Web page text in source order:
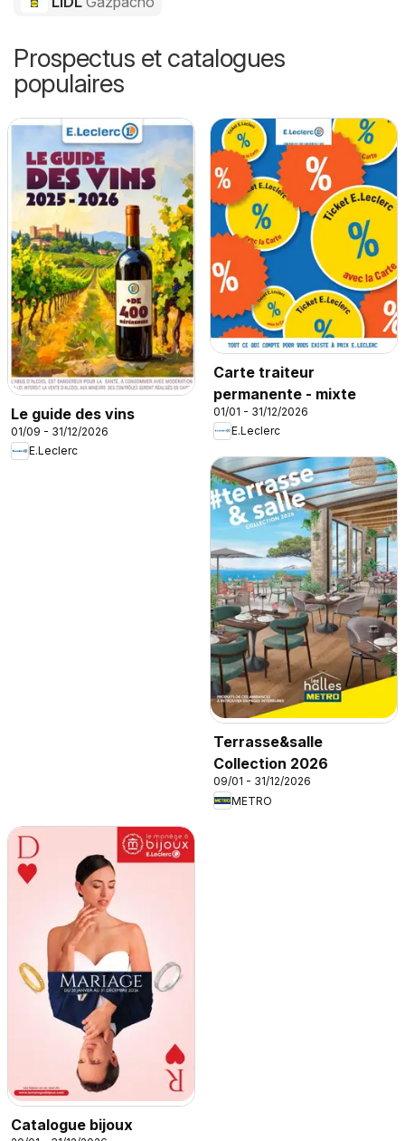
Prospectus et catalogues
populaires
Le guide des vins
01/09 - 31/12/2026
E.Leclerc
Carte traiteur
permanente - mixte
01/01 - 31/12/2026
E.Leclerc
Terrasse&salle
Collection 2026
09/01 - 31/12/2026
METRO
Catalogue bijoux